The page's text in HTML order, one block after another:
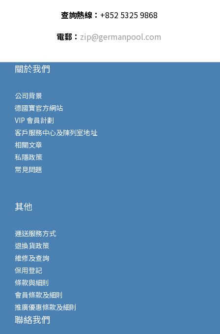
查詢熱線： +852 5325 9868
電郵： zip@germanpool.com
關於我們
公司背景
德國寶官方網站
VIP 會員計劃
客戶服務中心及陳列室地址
相關文章
私隱政策
常見問題
其他
運送服務方式
退換貨政策
維修及查詢
保用登記
條款與細則
會員條款及細則
推廣優惠條款及細則
聯絡我們